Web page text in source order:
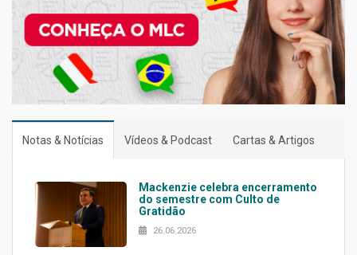
Notas & Notícias Vídeos & Podcast Cartas & Artigos
Mackenzie celebra encerramento
do semestre com Culto de
Gratidão
26.06.2026